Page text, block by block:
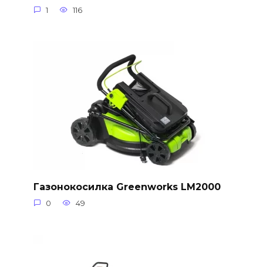
1 116
Газонокосилка Greenworks LM2000
0 49